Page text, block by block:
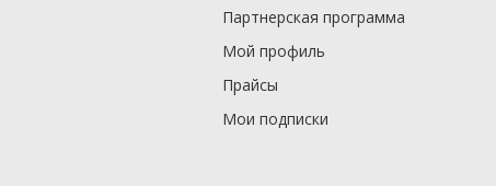
Партнерская программа
Мой профиль
Прайсы
Мои подписки